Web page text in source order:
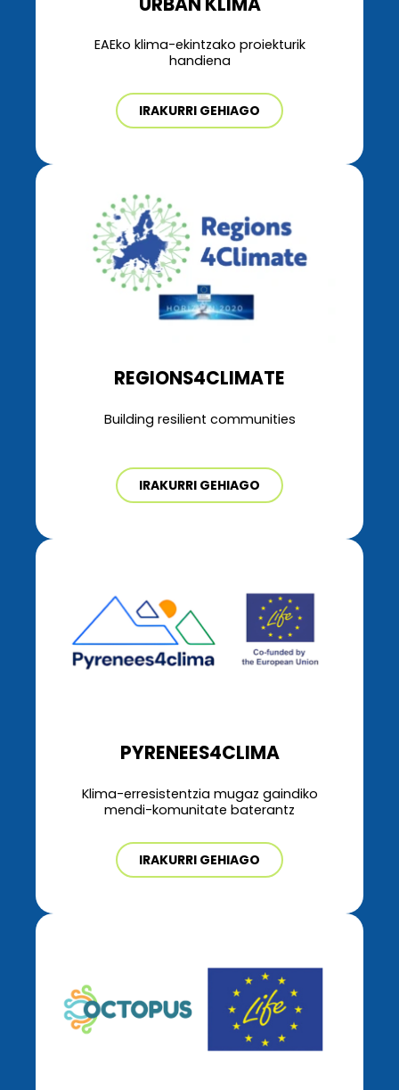
EAEko klima-ekintzako proiekturik
handiena
IRAKURRI GEHIAGO
REGIONS4CLIMATE
Building resilient communities
IRAKURRI GEHIAGO
PYRENEES4CLIMA
Klima-erresistentzia mugaz gaindiko
mendi-komunitate baterantz
IRAKURRI GEHIAGO